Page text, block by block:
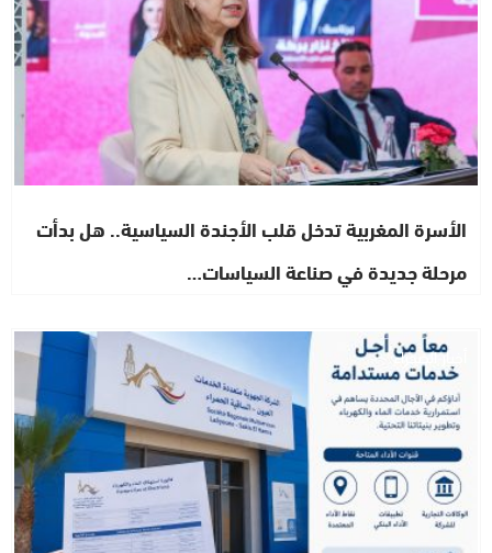
الأسرة المغربية تدخل قلب الأجندة السياسية.. هل بدأت
مرحلة جديدة في صناعة السياسات…
أخبار الصحراء